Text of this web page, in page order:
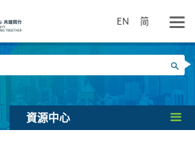
EN 简
搜尋
資源中心